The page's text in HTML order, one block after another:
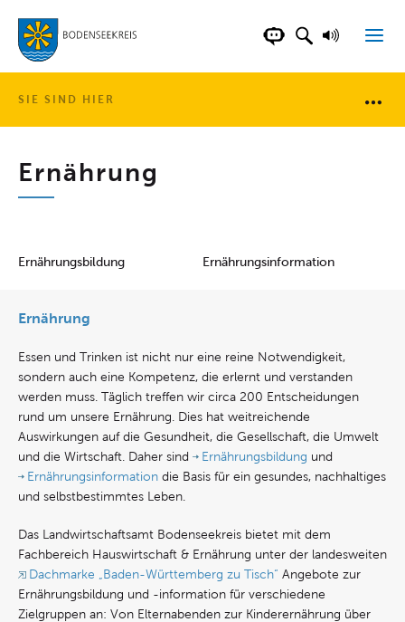
LANDKREISCHATBOT DER
SUCHFELD
SIE SIND HIER
Ernährung
Ernährungsbildung Ernährungsinformation
Ernährung
Essen und Trinken ist nicht nur eine reine Notwendigkeit,
sondern auch eine Kompetenz, die erlernt und verstanden
werden muss. Täglich treffen wir circa 200 Entscheidungen
rund um unsere Ernährung. Dies hat weitreichende
Auswirkungen auf die Gesundheit, die Gesellschaft, die Umwelt
und die Wirtschaft. Daher sind
Ernährungsbildung und
Ernährungsinformation die Basis für ein gesundes, nachhaltiges
und selbstbestimmtes Leben.
Das Landwirtschaftsamt Bodenseekreis bietet mit dem
Fachbereich Hauswirtschaft & Ernährung unter der landesweiten
Dachmarke „Baden-Württemberg zu Tisch“ Angebote zur
Ernährungsbildung und -information für verschiedene
Zielgruppen an: Von Elternabenden zur Kinderernährung über